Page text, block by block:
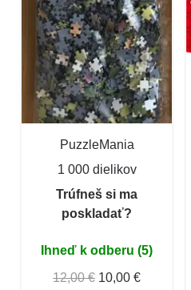
PuzzleMania
1 000 dielikov
Trúfneš si ma
poskladať?
Ihneď k odberu (5)
12,00 € 10,00 €